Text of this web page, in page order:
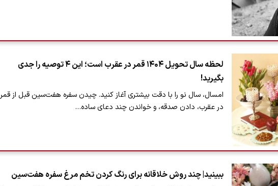
لحظه سال تحویل ۱۴۰۴ قمر در عقرب است؛ این ۴ توصیه را جدی
بگیرید!
امسال، سال نو را با دقت بیشتری آغاز کنید. چیدن سفره هفت‌سین قبل از قمر
در عقرب، دادن صدقه، و خواندن چند دعای ساده…
ببینید| چند روش خلاقانه برای رنگ کردن تخم مرغ سفره هفت‌سین